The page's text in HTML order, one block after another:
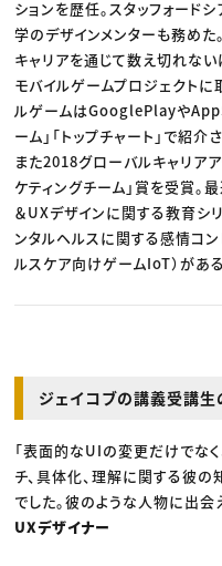
ションを歴任。スタッフォード
学のデザインメンターも務めた。
キャリアを通じて数え切れない
モバイルゲームプロジェクトに
ルゲームはGooglePlayや
ーム」「トップチャート」で紹介
また2018グローバルキャリア
ケティングチーム」賞を受賞。
＆UXデザインに関する教育シ
ンタルヘルスに関する感情コン
ルスケア向けゲームIoT）がある
ジェイコブの講義受講生
「表面的なUIの変更だけでな
チ、具体化、理解に関する彼
でした。彼のような人物に出会
UXデザイナー